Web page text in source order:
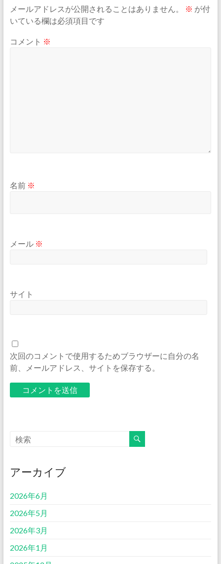
メールアドレスが公開されることはありません。 ※ が付
いている欄は必須項目です
コメント ※
名前 ※
メール ※
サイト
次回のコメントで使用するためブラウザーに自分の名
前、メールアドレス、サイトを保存する。
アーカイブ
2026年6月
2026年5月
2026年3月
2026年1月